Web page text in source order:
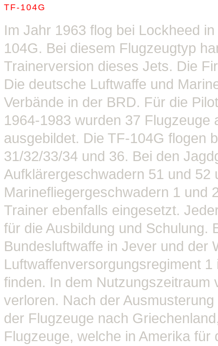
TF-104G
Im Jahr 1963 flog bei Lockheed
104G. Bei diesem Flugzeugtyp
Trainerversion dieses Jets. Die
Die deutsche Luftwaffe und
Verbände in der BRD. Für die
1964-1983 wurden 37 Flugzeuge
ausgebildet. Die TF-104G flogen
31/32/33/34 und 36. Bei den
Aufklärergeschwadern 51 und 52
Marinefliegergeschwadern 1 und
Trainer ebenfalls eingesetzt.
für die Ausbildung und Schulung.
Bundesluftwaffe in Jever und der
Luftwaffenversorgungsregiment
finden. In dem Nutzungszeitraum
verloren. Nach der
der Flugzeuge nach
Flugzeuge, welche in Amerika